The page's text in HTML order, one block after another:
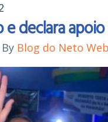
declara
By Blog do Neto